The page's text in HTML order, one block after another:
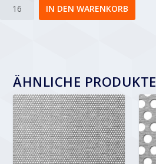
IN DEN WARENKORB
ÄHNLICHE PRODUKTE